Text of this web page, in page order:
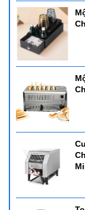
Địa Chỉ Cung Cấp